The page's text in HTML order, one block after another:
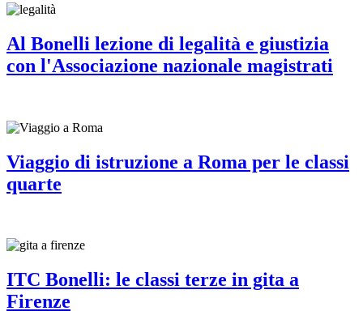
Al Bonelli lezione di legalità e giustizia
con l'Associazione nazionale magistrati
Viaggio di istruzione a Roma per le classi
quarte
ITC Bonelli: le classi terze in gita a
Firenze